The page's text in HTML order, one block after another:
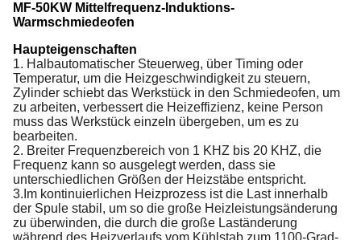
MF-50KW Mittelfrequenz-Induktions-
Warmschmiedeofen
Haupteigenschaften
1. Halbautomatischer Steuerweg, über Timing oder
Temperatur, um die Heizgeschwindigkeit zu steuern,
Zylinder schiebt das Werkstück in den Schmiedeofen, um
zu arbeiten, verbessert die Heizeffizienz, keine Person
muss das Werkstück einzeln übergeben, um es zu
bearbeiten.
2. Breiter Frequenzbereich von 1 KHZ bis 20 KHZ, die
Frequenz kann so ausgelegt werden, dass sie
unterschiedlichen Größen der Heizstäbe entspricht.
3. Im kontinuierlichen Heizprozess ist die Last innerhalb
der Spule stabil, um so die große Heizleistungsänderung
zu überwinden, die durch die große Laständerung
während des Heizverlaufs vom Kühlstab zum 1100-Grad-